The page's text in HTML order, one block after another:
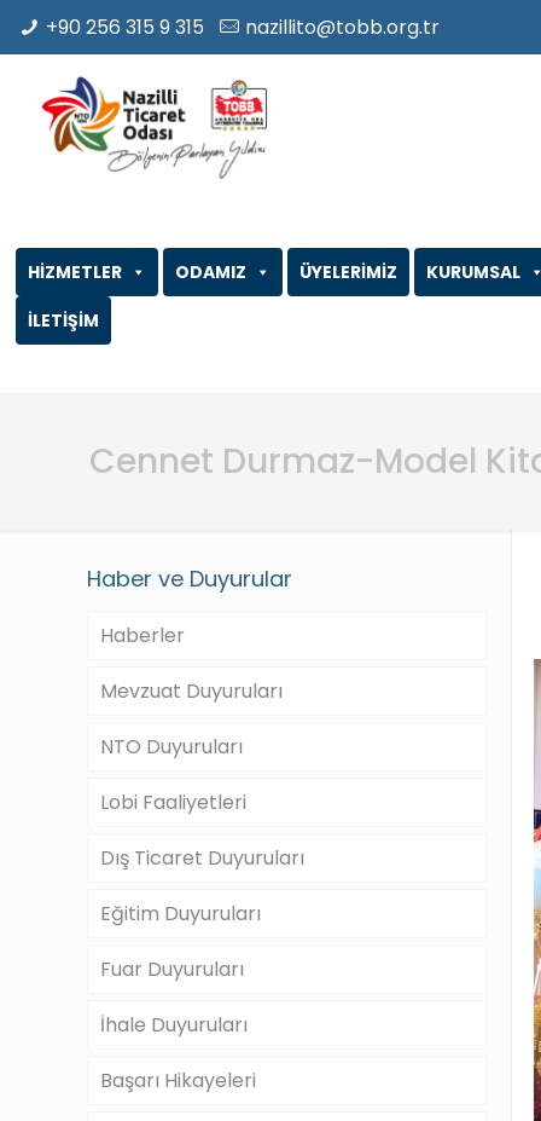
+90 256 315 9 315 nazillito@tobb.org.tr
ODAMIZ
HİZMETLER ÜYELERİMİZ
KURUMSAL
İLETİŞİM
Cennet Durmaz-Model
Haber ve Duyurular
Haberler
Mevzuat Duyuruları
NTO Duyuruları
Lobi Faaliyetleri
Dış Ticaret Duyuruları
Eğitim Duyuruları
Fuar Duyuruları
İhale Duyuruları
Başarı Hikayeleri